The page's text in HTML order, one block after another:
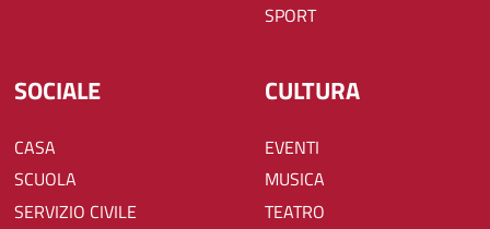
SPORT
SOCIALE
CASA
SCUOLA
SERVIZIO CIVILE
CULTURA
EVENTI
MUSICA
TEATRO